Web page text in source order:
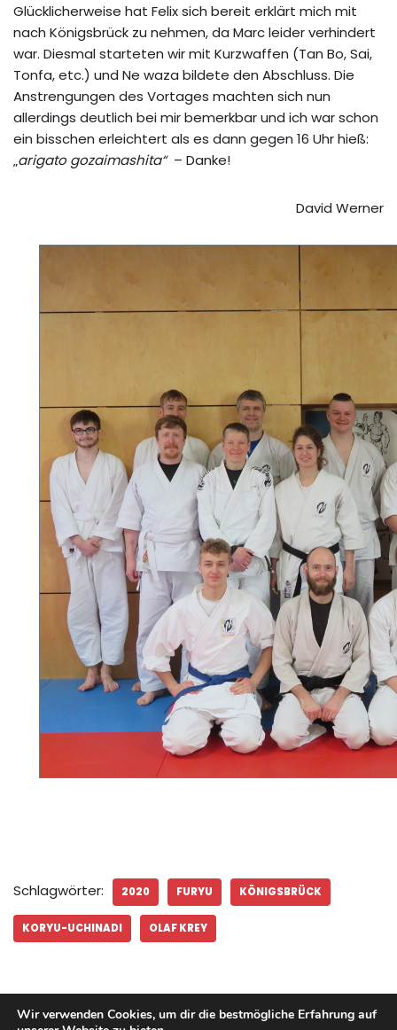
Glücklicherweise hat Felix sich bereit erklärt mich mit
nach Königsbrück zu nehmen, da Marc leider verhindert
war. Diesmal starteten wir mit Kurzwaffen (Tan Bo, Sai,
Tonfa, etc.) und Ne waza bildete den Abschluss. Die
Anstrengungen des Vortages machten sich nun
allerdings deutlich bei mir bemerkbar und ich war schon
ein bisschen erleichtert als es dann gegen 16 Uhr hieß:
„arigato gozaimashita“ – Danke!
David Werner
Schlagwörter: 2020 FURYU KÖNIGSBRÜCK
KORYU-UCHINADI OLAF KREY
Wir verwenden Cookies, um dir die bestmögliche Erfahrung auf